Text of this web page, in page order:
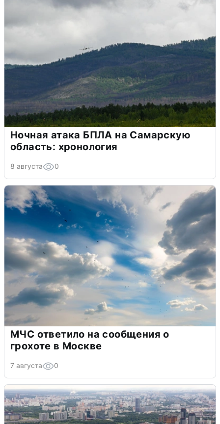
Ночная атака БПЛА на Самарскую
область: хронология
8 августа 0
МЧС ответило на сообщения о
грохоте в Москве
7 августа 0